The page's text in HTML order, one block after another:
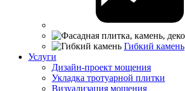
Гибкий камень
Услуги
Дизайн-проект мощения
Укладка тротуарной плитки
Визуализация мощения